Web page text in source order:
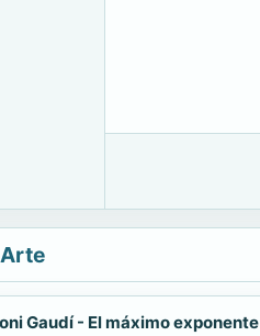
Gaudí - El máximo